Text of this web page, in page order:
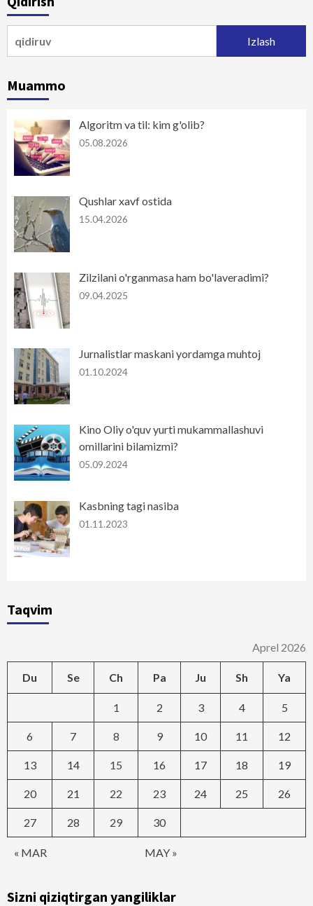
Muammo
Algoritm va til: kim g'olib?
05.08.2026
Qushlar xavf ostida
15.04.2026
Zilzilani o'rganmasa ham bo'laveradimi?
09.04.2025
Jurnalistlar maskani yordamga muhtoj
01.10.2024
Kino Oliy o'quv yurti mukammallashuvi
omillarini bilamizmi?
05.09.2024
Kasbning tagi nasiba
01.11.2023
Taqvim
Aprel 2026
Du Se Ch Pa Ju Sh Ya
« MAR MAY »
1 2 3 4 5
6 7 8 9 10 11 12
13 14 15 16 17 18 19
20 21 22 23 24 25 26
27 28 29 30
Sizni qiziqtirgan yangiliklar